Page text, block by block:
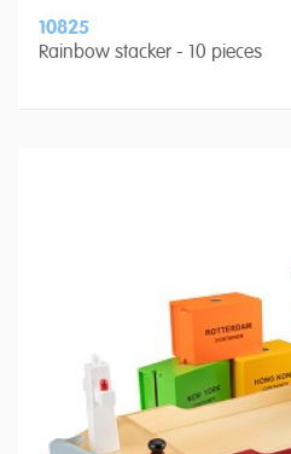
10825
Rainbow stacker - 10 pieces